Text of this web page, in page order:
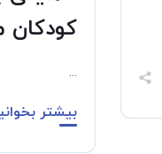
کودکان
...
بیشتر